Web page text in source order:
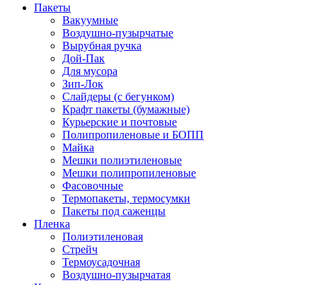
Пакеты
Вакуумные
Воздушно-пузырчатые
Вырубная ручка
Дой-Пак
Для мусора
Зип-Лок
Слайдеры (с бегунком)
Крафт пакеты (бумажные)
Курьерские и почтовые
Полипропиленовые и БОПП
Майка
Мешки полиэтиленовые
Мешки полипропиленовые
Фасовочные
Термопакеты, термосумки
Пакеты под саженцы
Пленка
Полиэтиленовая
Стрейч
Термоусадочная
Воздушно-пузырчатая